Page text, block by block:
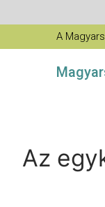
A
Az